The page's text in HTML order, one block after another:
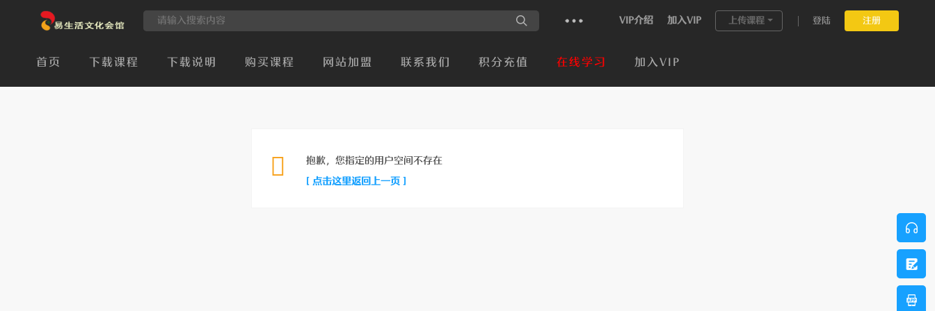
VIP介绍 加入VIP 上传课程 登陆 注册
首页 下载课程 下载说明 购买课程 网站加盟 联系我们 积分充值 在线学习 加入VIP
抱歉，您指定的用户空间不存在
[ 点击这里返回上一页 ]